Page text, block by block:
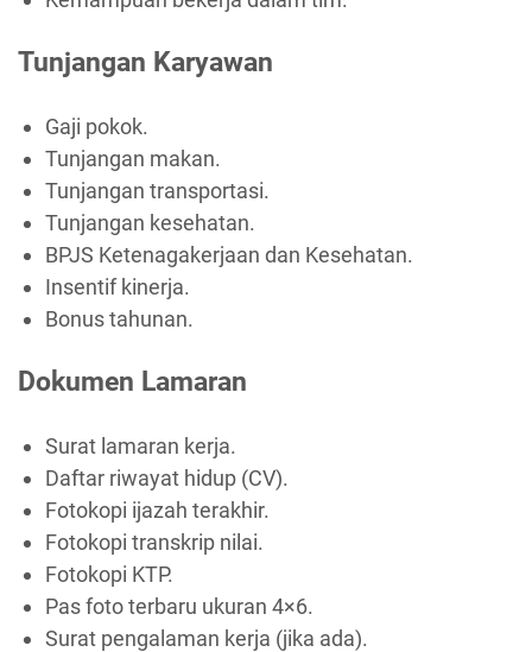
Tunjangan Karyawan
Gaji pokok.
Tunjangan makan.
Tunjangan transportasi.
Tunjangan kesehatan.
BPJS Ketenagakerjaan dan Kesehatan.
Insentif kinerja.
Bonus tahunan.
Dokumen Lamaran
Surat lamaran kerja.
Daftar riwayat hidup (CV).
Fotokopi ijazah terakhir.
Fotokopi transkrip nilai.
Fotokopi KTP.
Pas foto terbaru ukuran 4×6.
Surat pengalaman kerja (jika ada).